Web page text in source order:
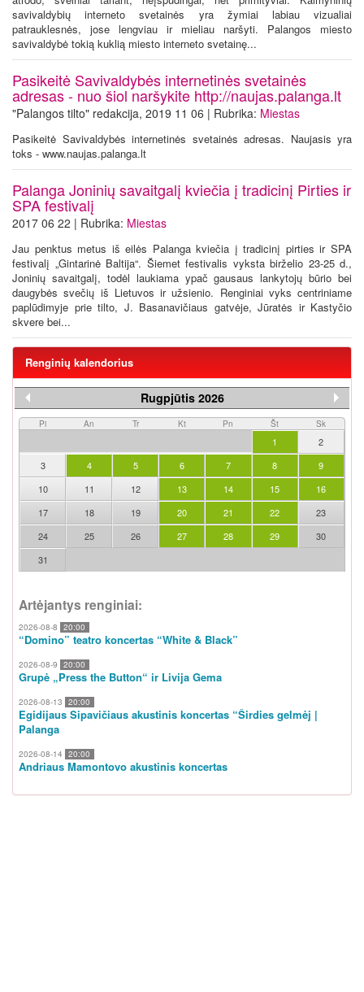
savivaldybių interneto svetainės yra žymiai labiau vizualiai
patrauklesnės, jose lengviau ir mieliau naršyti. Palangos miesto
savivaldybė tokią kuklią miesto interneto svetainę...
Pasikeitė Savivaldybės internetinės svetainės
adresas - nuo šiol naršykite http://naujas.palanga.lt
"Palangos tilto" redakcija, 2019 11 06 | Rubrika: Miestas
Pasikeitė Savivaldybės internetinės svetainės adresas. Naujasis yra
toks - www.naujas.palanga.lt
Palanga Joninių savaitgalį kviečia į tradicinį Pirties ir
SPA festivalį
2017 06 22 | Rubrika: Miestas
Jau penktus metus iš eilės Palanga kviečia į tradicinį pirties ir SPA
festivalį „Gintarinė Baltija“. Šiemet festivalis vyksta birželio 23-25 d.,
Joninių savaitgalį, todėl laukiama ypač gausaus lankytojų būrio bei
daugybės svečių iš Lietuvos ir užsienio. Renginiai vyks centriniame
paplūdimyje prie tilto, J. Basanavičiaus gatvėje, Jūratės ir Kastyčio
skvere bei...
Renginių kalendorius
Rugpjūtis 2026
Pi An Tr Kt Pn Št Sk
1
2
3
4 5 6 7 8
9
10
11 12 13 14 15
16
17
18 19 20 21 22
23
24
25 26 27 28 29
30
31
Artėjantys renginiai:
2026-08-8 20:00
“Domino” teatro koncertas “White & Black”
2026-08-9 20:00
Grupė „Press the Button“ ir Livija Gema
2026-08-13 20:00
Egidijaus Sipavičiaus akustinis koncertas “Širdies gelmėj |
Palanga
2026-08-14 20:00
Andriaus Mamontovo akustinis koncertas